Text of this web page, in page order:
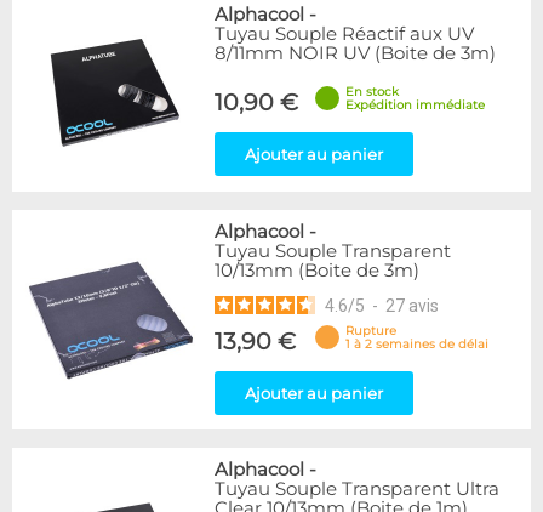
Alphacool -
Tuyau Souple Réactif aux UV
8/11mm NOIR UV (Boite de 3m)
10,90 €
En stock
Expédition immédiate
Ajouter au panier
Alphacool -
Tuyau Souple Transparent
10/13mm (Boite de 3m)
4.6/5 - 27 avis
13,90 €
Rupture
1 à 2 semaines de délai
Ajouter au panier
Alphacool -
Tuyau Souple Transparent Ultra